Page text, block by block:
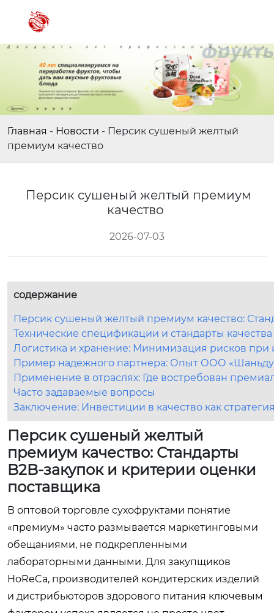
Главная - Новости - Персик сушеный желтый
премиум качество
Персик сушеный желтый премиум
качество
2026-07-03
содержание
Персик сушеный желтый премиум качество:
Технические спецификации и стандарты качества
Логистика и хранение: Минимизация рисков при
Пример надежного партнера: Опыт ООО
Применение в отраслях: Где востребован
Часто задаваемые вопросы
Заключение: Инвестиции в качество как
Персик сушеный желтый
премиум качество: Стандарты
B2B-закупок и критерии оценки
поставщика
В оптовой торговле сухофруктами понятие
«премиум» часто размывается маркетинговыми
обещаниями, не подкрепленными
лабораторными данными. Для закупщиков
HoReCa, производителей кондитерских изделий
и дистрибьюторов здорового питания ключевым